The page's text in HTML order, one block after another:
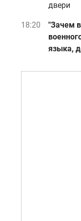
двери
18:20
"Зачем
языка,